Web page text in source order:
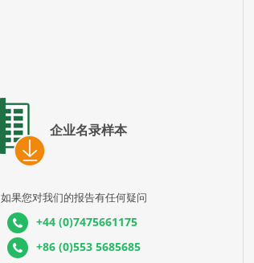
企业名录样本
如果您对我们的报告有任何疑问
+44 (0)7475661175
+86 (0)553 5685685